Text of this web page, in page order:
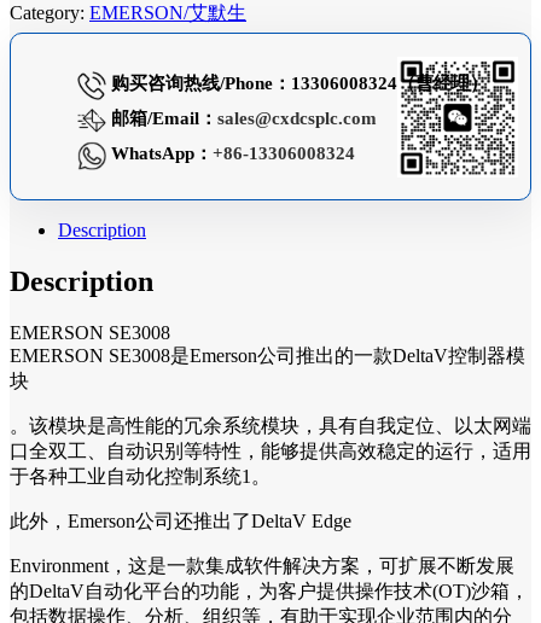
Category: EMERSON/艾默生
购买咨询热线/Phone：13306008324（曹经理）
邮箱/Email： sales@cxdcsplc.com
WhatsApp： +86-13306008324
Description
Description
EMERSON SE3008
EMERSON SE3008是Emerson公司推出的一款DeltaV控制器模
块
。该模块是高性能的冗余系统模块，具有自我定位、以太网端
口全双工、自动识别等特性，能够提供高效稳定的运行，适用
于各种工业自动化控制系统1。
此外，Emerson公司还推出了DeltaV Edge
Environment，这是一款集成软件解决方案，可扩展不断发展
的DeltaV自动化平台的功能，为客户提供操作技术(OT)沙箱，
包括数据操作、分析、组织等，有助于实现企业范围内的分